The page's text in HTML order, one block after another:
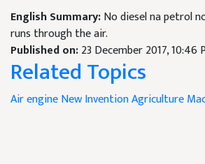
English Summary:No diesel na petrol
runs through the air.
Published on:23 December 2017, 10:46
Related Topics
Air engineNew InventionAgriculture